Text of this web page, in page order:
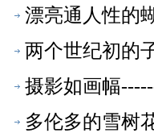
漂亮通人性的
两个世纪初的
摄影如画幅
多伦多的雪树